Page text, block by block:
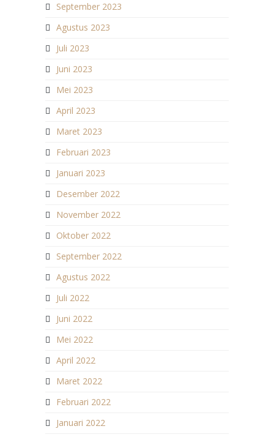
September 2023
Agustus 2023
Juli 2023
Juni 2023
Mei 2023
April 2023
Maret 2023
Februari 2023
Januari 2023
Desember 2022
November 2022
Oktober 2022
September 2022
Agustus 2022
Juli 2022
Juni 2022
Mei 2022
April 2022
Maret 2022
Februari 2022
Januari 2022